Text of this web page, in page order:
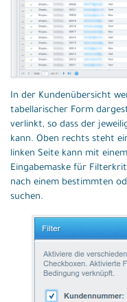
In der Kundenübersicht
tabellarischer Form
verlinkt, so dass der
kann. Oben rechts steht
linken Seite kann mit
Eingabemaske für
nach einem bestimmten
suchen.